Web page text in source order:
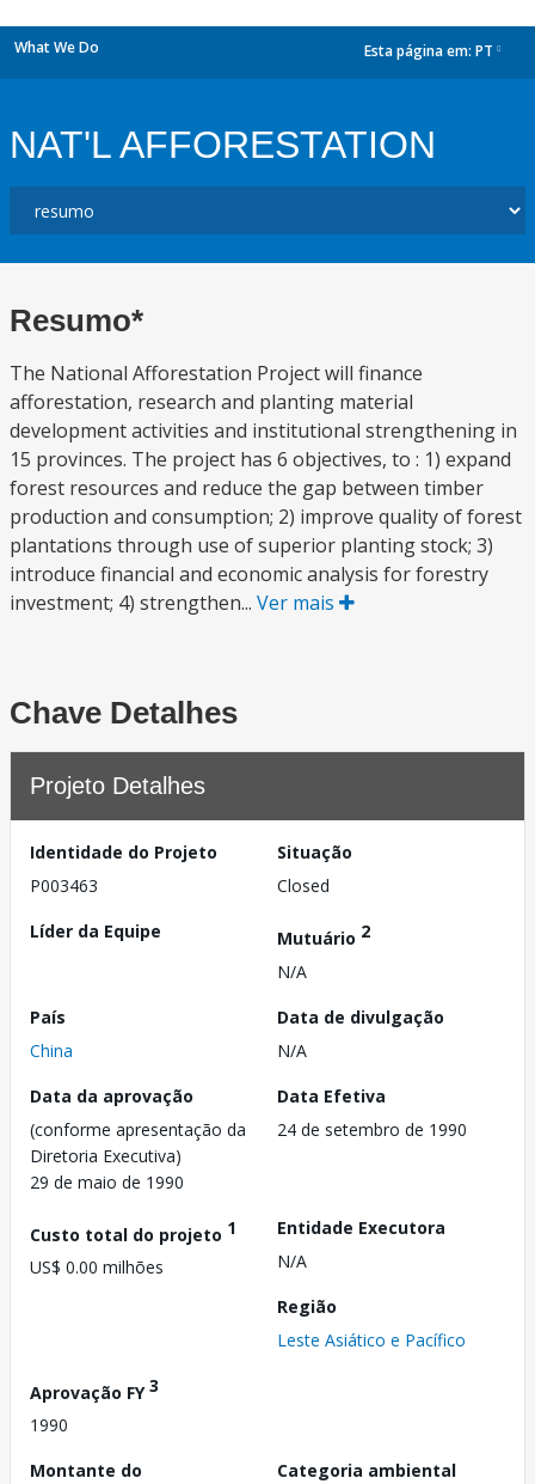
What We Do Esta página em: PT
NAT'L AFFORESTATION
Resumo*
The National Afforestation Project will finance
afforestation, research and planting material
development activities and institutional strengthening in
15 provinces. The project has 6 objectives, to : 1) expand
forest resources and reduce the gap between timber
production and consumption; 2) improve quality of forest
plantations through use of superior planting stock; 3)
introduce financial and economic analysis for forestry
investment; 4) strengthen... Ver mais
Chave Detalhes
Projeto Detalhes
Identidade do Projeto
P003463
Situação
Closed
Líder da Equipe
Mutuário 2
N/A
País
China
Data de divulgação
N/A
Data da aprovação
(conforme apresentação da
Diretoria Executiva)
29 de maio de 1990
Data Efetiva
24 de setembro de 1990
Custo total do projeto 1
US$ 0.00 milhões
Entidade Executora
N/A
Região
Leste Asiático e Pacífico
Aprovação FY3
1990
Montante do
Categoria ambiental